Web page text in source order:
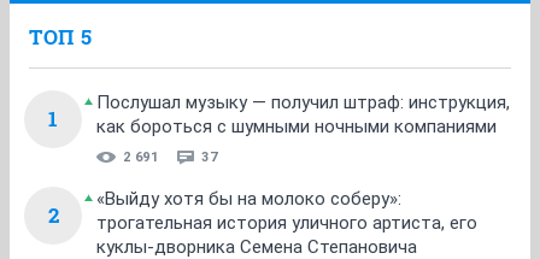
ТОП 5
1
Послушал музыку — получил штраф: инструкция,
как бороться с шумными ночными компаниями
2 691 37
2
«Выйду хотя бы на молоко соберу»:
трогательная история уличного артиста, его
куклы-дворника Семена Степановича